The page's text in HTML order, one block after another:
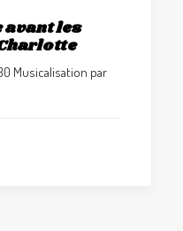
les
Musicalisation par